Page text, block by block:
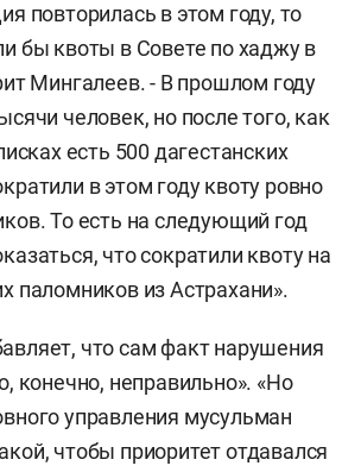
повторилась в этом году, то
бы квоты в Совете по хаджу в
Мингалеев. - В прошлом году
человек, но после того, как
есть 500 дагестанских
в этом году квоту ровно
То есть на следующий год
что сократили квоту на
паломников из Астрахани».
что сам факт нарушения
конечно, неправильно». «Но
управления мусульман
чтобы приоритет отдавался